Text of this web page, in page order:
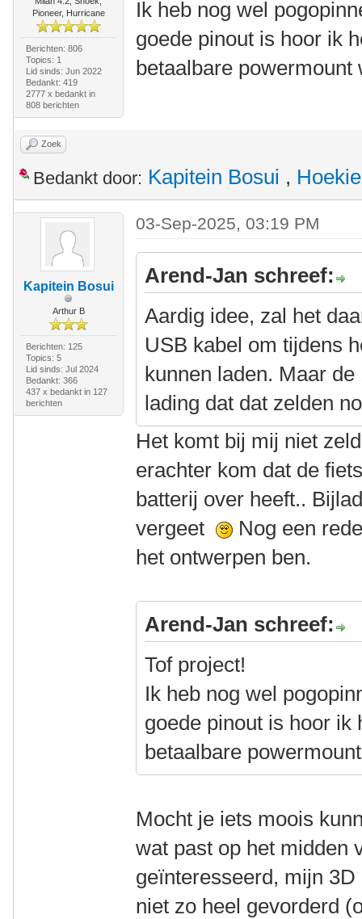
Pioneer, Hurricane
Berichten: 806
Topics: 1
Lid sinds: Jun 2022
Bedankt: 419
2777 x bedankt in
808 berichten
Ik heb nog wel
goede pinout is hoor ik
betaalbare powermount
Zoek
Bedankt door: Kapitein Bosui , Hoekie
Kapitein Bosui
Arthur B
Berichten: 125
Topics: 5
Lid sinds: Jul 2024
Bedankt: 366
437 x bedankt in 127
berichten
03-Sep-2025, 03:19 PM
Arend-Jan schreef:
Aardig idee, zal het
USB kabel om tijdens
kunnen laden. Maar
lading dat dat zelden
Het komt bij mij niet
erachter kom dat de
batterij over heeft..
vergeet
Nog een
het ontwerpen ben.
Arend-Jan schreef:
Tof project!
Ik heb nog wel
goede pinout is hoor ik
betaalbare
Mocht je iets moois
wat past op het midden
geïnteresseerd, mijn
niet zo heel gevorderd